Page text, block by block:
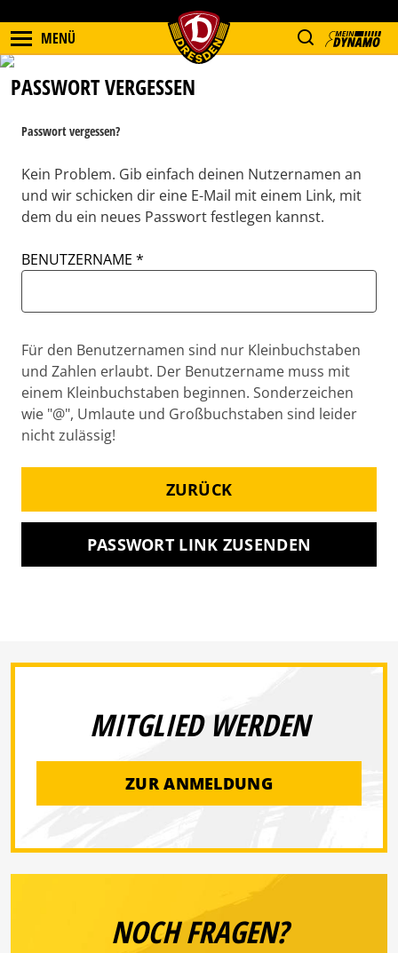
MENÜ
PASSWORT VERGESSEN
Passwort vergessen?
Kein Problem. Gib einfach deinen Nutzernamen an
und wir schicken dir eine E-Mail mit einem Link, mit
dem du ein neues Passwort festlegen kannst.
BENUTZERNAME
Für den Benutzernamen sind nur Kleinbuchstaben
und Zahlen erlaubt. Der Benutzername muss mit
einem Kleinbuchstaben beginnen. Sonderzeichen
wie "@", Umlaute und Großbuchstaben sind leider
nicht zulässig!
ZURÜCK
PASSWORT LINK ZUSENDEN
MITGLIED WERDEN
ZUR ANMELDUNG
NOCH FRAGEN?